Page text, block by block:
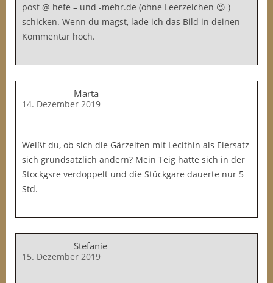
post @ hefe – und -mehr.de (ohne Leerzeichen 😉 )
schicken. Wenn du magst, lade ich das Bild in deinen
Kommentar hoch.
Marta
14. Dezember 2019
Weißt du, ob sich die Gärzeiten mit Lecithin als Eiersatz
sich grundsätzlich ändern? Mein Teig hatte sich in der
Stockgsre verdoppelt und die Stückgare dauerte nur 5
Std.
Stefanie
15. Dezember 2019